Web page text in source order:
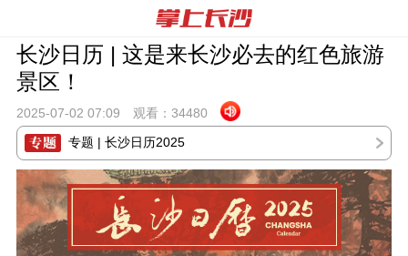
长沙日历 | 这是来长沙必去的红色旅游
景区！
2025-07-02 07:09 观看： 34480
专题 | 长沙日历2025